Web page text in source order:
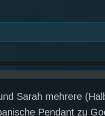
Sarah mehrere
Pendant zu